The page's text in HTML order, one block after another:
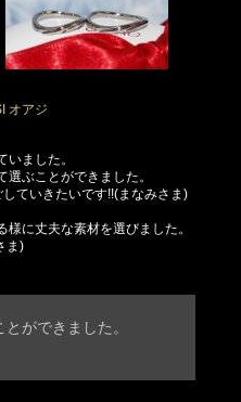
オアジ
ました。
ぶことができました。
ていきたいです!!(まなみさま)
に丈夫な素材を選びました。
ま)
ができました。